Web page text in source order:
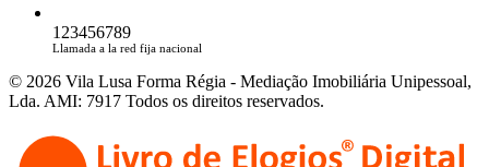
123456789
Llamada a la red fija nacional
© 2026 Vila Lusa Forma Régia - Mediação Imobiliária Unipessoal,
Lda. AMI: 7917 Todos os direitos reservados.